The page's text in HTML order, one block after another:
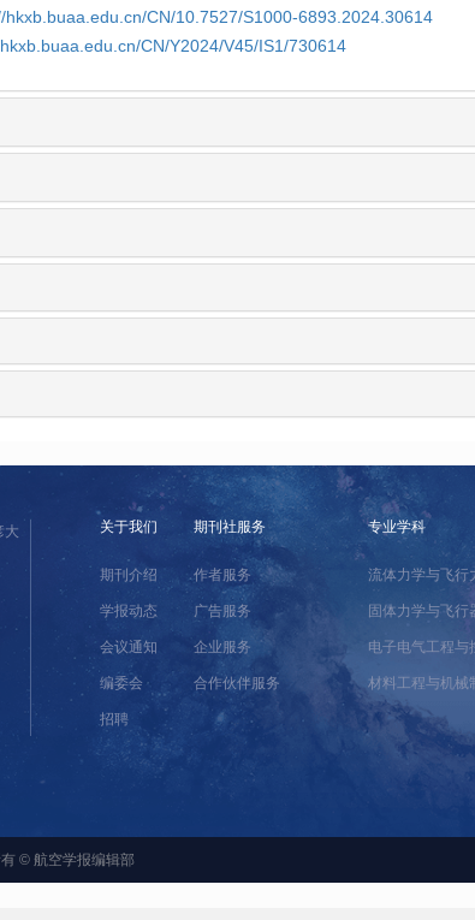
hkxb.buaa.edu.cn/CN/10.7527/S1000-6893.2024.30614
CN/Y2024/V45/IS1/730614
大
关于我们
期刊介绍
学报动态
会议通知
编委会
招聘
期刊社服务
作者服务
广告服务
企业服务
合作伙伴服务
专业学科
流体力学与飞行
固体力学与飞行
电子电气工程与
材料工程与机械
© 航空学报编辑部